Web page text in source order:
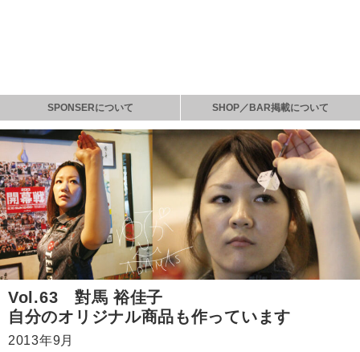
SPONSERについて SHOP／BAR掲載について
Vol.63 對馬 裕佳子
自分のオリジナル商品も作っています
2013年9月